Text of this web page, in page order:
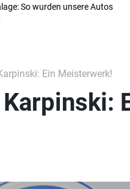
So wurden unsere Autos
Ein Meisterwerk!